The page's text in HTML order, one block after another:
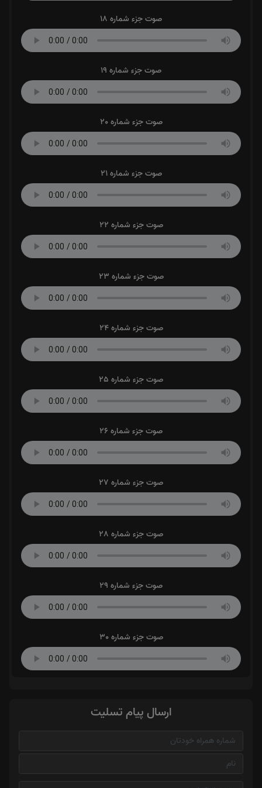
صوت جزء شماره 18
صوت جزء شماره 19
صوت جزء شماره 20
صوت جزء شماره 21
صوت جزء شماره 22
صوت جزء شماره 23
صوت جزء شماره 24
صوت جزء شماره 25
صوت جزء شماره 26
صوت جزء شماره 27
صوت جزء شماره 28
صوت جزء شماره 29
صوت جزء شماره 30
ارسال پیام تسلیت